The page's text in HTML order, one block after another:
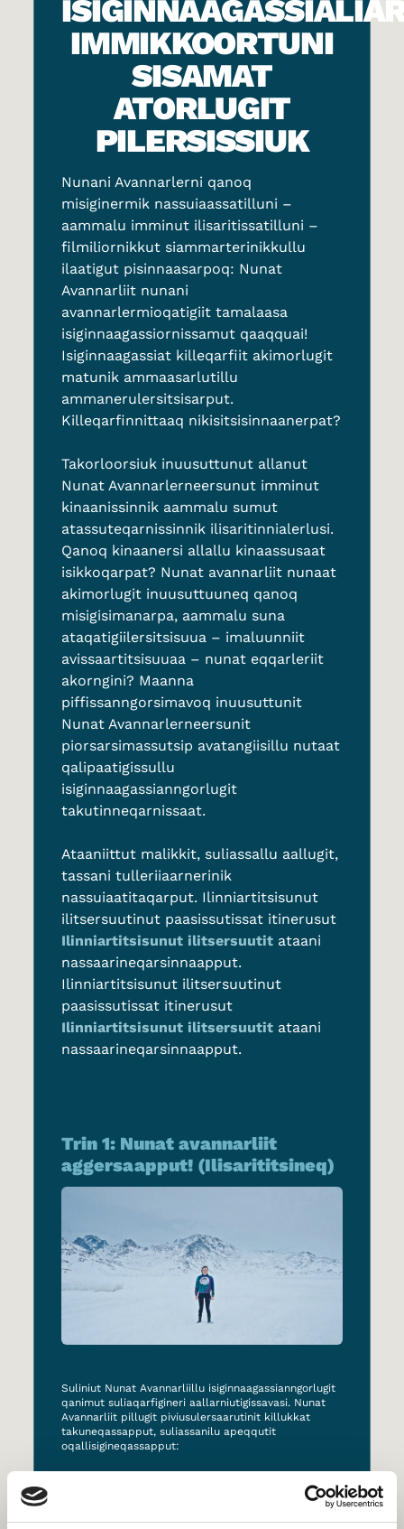
IMMIKKOORTUNI
SISAMAT
ATORLUGIT
PILERSISSIUK
Nunani Avannarlerni qanoq
misiginermik nassuiaassatilluni –
aammalu imminut ilisaritissatilluni –
filmiliornikkut siammarterinikkullu
ilaatigut pisinnaasarpoq: Nunat
Avannarliit nunani
avannarlermioqatigiit tamalaasa
isiginnaagassiornissamut qaaqquai!
Isiginnaagassiat killeqarfiit akimorlugit
matunik ammaasarlutillu
ammanerulersitsisarput.
Killeqarfinnittaaq nikisitsisinnaanerpat?
Takorloorsiuk inuusuttunut allanut
Nunat Avannarlerneersunut imminut
kinaanissinnik aammalu sumut
atassuteqarnissinnik ilisaritinnialerlusi.
Qanoq kinaanersi allallu kinaassusaat
isikkoqarpat? Nunat avannarliit nunaat
akimorlugit inuusuttuuneq qanoq
misigisimanarpa, aammalu suna
ataqatigiilersitsisuua – imaluunniit
avissaartitsisuuaa – nunat eqqarleriit
akorngini? Maanna
piffissanngorsimavoq inuusuttunit
Nunat Avannarlerneersunit
piorsarsimassutsip avatangiisillu nutaat
qalipaatigissullu
isiginnaagassianngorlugit
takutinneqarnissaat.
Ataaniittut malikkit, suliassallu aallugit,
tassani tulleriiaarnerinik
nassuiaatitaqarput. Ilinniartitsisunut
ilitsersuutinut paasissutissat itinerusut
Ilinniartitsisunut ilitsersuutit ataani
nassaarineqarsinnaapput.
Ilinniartitsisunut ilitsersuutinut
paasissutissat itinerusut
Ilinniartitsisunut ilitsersuutit ataani
nassaarineqarsinnaapput.
Trin 1: Nunat avannarliit
aggersaapput! (Ilisarititsineq)
Suliniut Nunat Avannarliillu isiginnaagassianngorlugit
qanimut suliaqarfigineri aallarniutigissavasi. Nunat
Avannarliit pillugit piviusulersaarutinit killukkat
takuneqassapput, suliassanilu apeqqutit
oqallisigineqassapput: